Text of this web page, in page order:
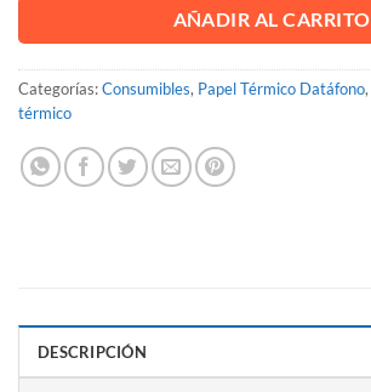
AÑADIR AL CARRITO
Categorías:Consumibles, Papel Térmico Datáfono,
térmico
DESCRIPCIÓN